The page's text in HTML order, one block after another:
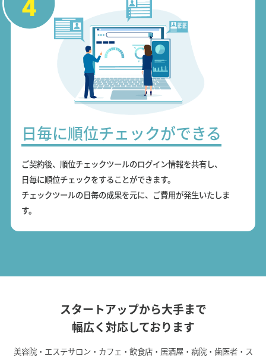
日毎に順位チェックができる
ご契約後、順位チェックツールのログイン情報を共有し、
日毎に順位チェックをすることができます。
チェックツールの日毎の成果を元に、ご費用が発生いたしま
す。
スタートアップから大手まで
幅広く対応しております
美容院・エステサロン・カフェ・飲食店・居酒屋・病院・歯医者・ス